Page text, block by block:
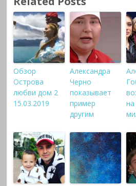
Обзор
Острова
любви дом 2
15.03.2019
Александра
Черно
показывает
пример
другим